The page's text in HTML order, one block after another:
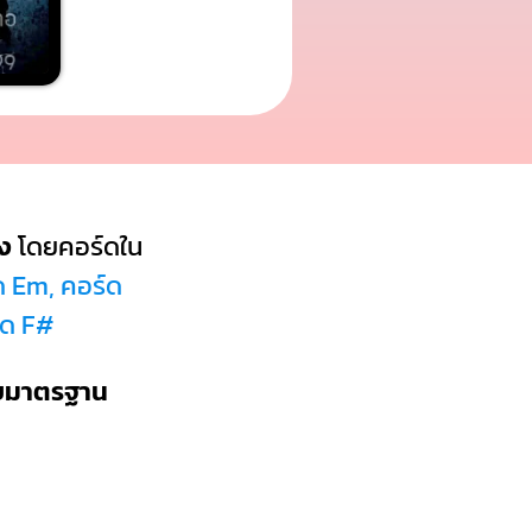
โดยคอร์ดใน
Em, คอร์ด
F#
าตรฐาน